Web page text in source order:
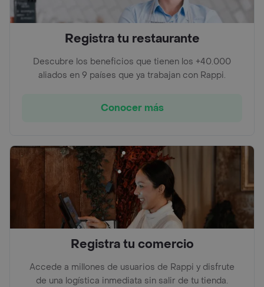
Registra tu restaurante
Descubre los beneficios que tienen los +40.000
aliados en 9 países que ya trabajan con Rappi.
Conocer más
Registra tu comercio
Accede a millones de usuarios de Rappi y disfrute
de una logística inmediata sin salir de tu tienda.